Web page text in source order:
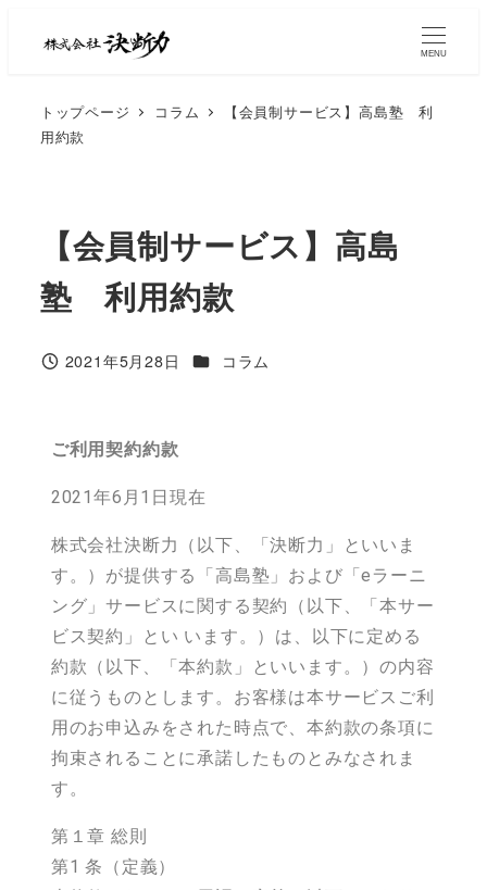
MENU
トップページ コラム
【会員制サービス】高島塾 利
用約款
【会員制サービス】高島
塾 利用約款
2021年5月28日 コラム
ご利用契約約款
2021年6月1日現在
株式会社決断力（以下、「決断力」といいま
す。）が提供する「高島塾」および「eラーニ
ング」サービスに関する契約（以下、「本サー
ビス契約」とい います。）は、以下に定める
約款（以下、「本約款」といいます。）の内容
に従うものとします。お客様は本サービスご利
用のお申込みをされた時点で、本約款の条項に
拘束されることに承諾したものとみなされま
す。
第１章 総則
第1 条（定義）